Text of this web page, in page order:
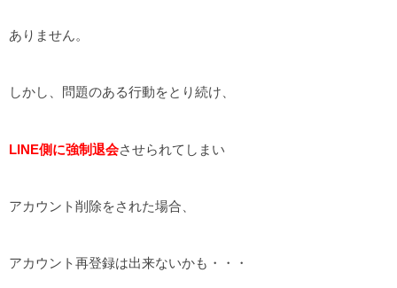
ありません。
しかし、問題のある行動をとり続け、
LINE側に強制退会させられてしまい
アカウント削除をされた場合、
アカウント再登録は出来ないかも・・・